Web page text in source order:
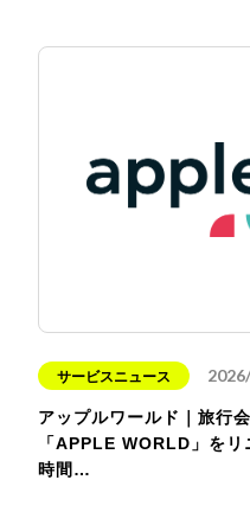
サービスニュース
アップルワールド｜旅行
「APPLE WORLD」を
時間…